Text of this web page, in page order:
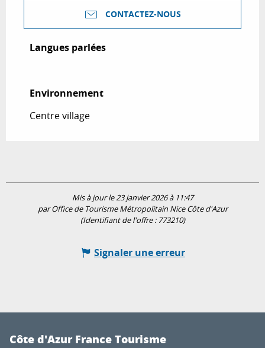
CONTACTEZ-NOUS
Langues parlées
Langues parlées
Environnement
Environnement
Centre village
Mis à jour le 23 janvier 2026 à 11:47
par Office de Tourisme Métropolitain Nice Côte d'Azur
(Identifiant de l'offre : 773210)
Signaler une erreur
Côte d'Azur France Tourisme